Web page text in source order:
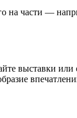
части —
выставки